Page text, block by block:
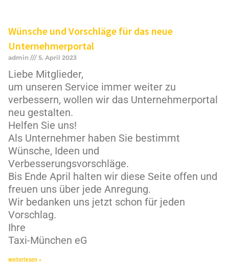
Wünsche und Vorschläge für das neue
Unternehmerportal
admin 5. April 2023
Liebe Mitglieder,
um unseren Service immer weiter zu
verbessern, wollen wir das Unternehmerportal
neu gestalten.
Helfen Sie uns!
Als Unternehmer haben Sie bestimmt
Wünsche, Ideen und
Verbesserungsvorschläge.
Bis Ende April halten wir diese Seite offen und
freuen uns über jede Anregung.
Wir bedanken uns jetzt schon für jeden
Vorschlag.
Ihre
Taxi-München eG
weiterlesen »